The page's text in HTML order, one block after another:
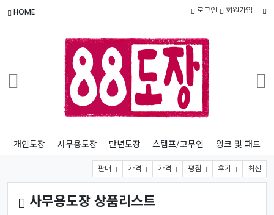
HOME 로그인 회원가입
개인도장 사무용도장 만년도장 스탬프/고무인 잉크 및 패드
판매 가격 가격 평점 후기 최신
사무용도장 상품리스트